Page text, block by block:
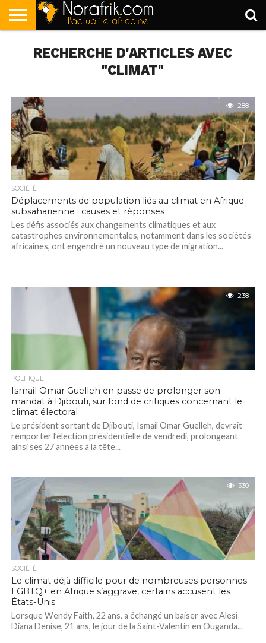
POLITIQUE
SOCIÉTÉ
ECONOMIE
SPORT
LIFESTYLE
RECHERCHE D'ARTICLES AVEC
"CLIMAT"
288
SOCIÉTÉ
Déplacements de population liés au climat en Afrique
subsaharienne : causes et réponses
Les défis associés aux changements climatiques et aux
catastrophes environnementales, notamment dans les sociétés
africaines, ont engendré un nouveau type de migration...
238
POLITIQUE
Ismail Omar Guelleh en passe de prolonger son
mandat à Djibouti, sur fond de critiques concernant le
climat électoral
Le président sortant de Djibouti, Ismail Omar Guelleh, devrait
remporter l’élection présidentielle de vendredi, prolongeant
ainsi ses 27 années à la tête...
330
SOCIÉTÉ
Le climat déjà difficile pour de nombreuses personnes
LGBTQ+ en Afrique s’aggrave, certains accusent les
États-Unis
Lorsque Wendy Faith, 22 ans, a échangé un baiser avec Alesi
Diana Denise, 21 ans, le jour de la Saint-Valentin en Ouganda...